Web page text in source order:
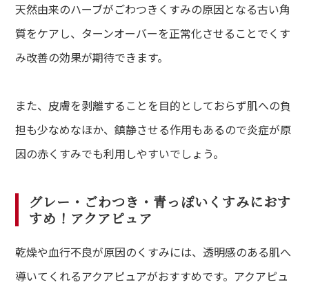
天然由来のハーブがごわつきくすみの原因となる古い角
質をケアし、ターンオーバーを正常化させることでくす
み改善の効果が期待できます。
また、皮膚を剥離することを目的としておらず肌への負
担も少なめなほか、鎮静させる作用もあるので炎症が原
因の赤くすみでも利用しやすいでしょう。
グレー・ごわつき・青っぽいくすみにおす
すめ！アクアピュア
乾燥や血行不良が原因のくすみには、透明感のある肌へ
導いてくれるアクアピュアがおすすめです。アクアピュ